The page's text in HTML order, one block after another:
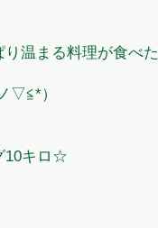
温まる料理が食べ
▽≦*）
10キロ☆